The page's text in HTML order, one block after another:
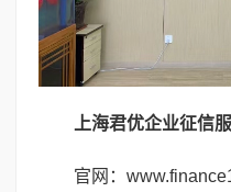
上海君优企业征信
官网：